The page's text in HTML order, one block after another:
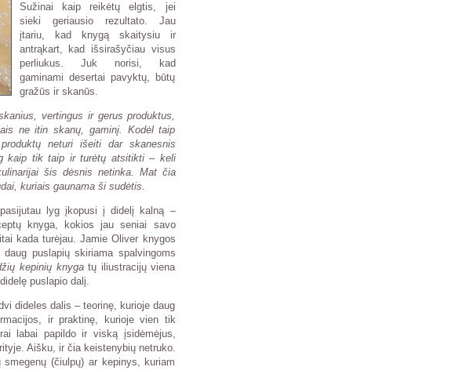
Sužinai kaip reikėtų elgtis, jei
sieki geriausio rezultato. Jau
įtariu, kad knygą skaitysiu ir
antrąkart, kad išsirašyčiau visus
perliukus. Juk norisi, kad
gaminami desertai pavyktų, būtų
gražūs ir skanūs.
vertingus ir gerus produktus,
ne itin skanų, gaminį. Kodėl taip
neturi išeiti dar skanesnis
kaip tik taip ir turėtų atsitikti – keli
šis dėsnis netinka. Mat čia
kuriais gaunama ši sudėtis.
lyg įkopusi į didelį kalną –
knyga, kokios jau seniai savo
kada turėjau. Jamie Oliver knygos
puslapių skiriama spalvingoms
kepinių knygatų iliustracijų viena
puslapio dalį.
dideles dalis – teorinę, kurioje daug
ir praktinę, kurioje vien tik
labai papildo ir viską įsidėmėjus,
Aišku, ir čia keistenybių netruko.
(čiulpų) ar kepinys, kuriam